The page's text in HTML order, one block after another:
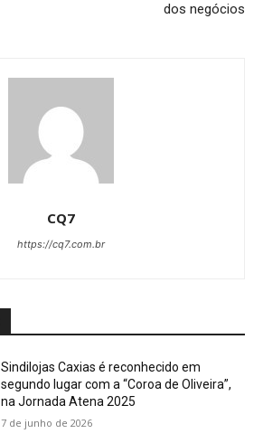
dos negócios
CQ7
https://cq7.com.br
Sindilojas Caxias é reconhecido em
segundo lugar com a “Coroa de Oliveira”,
na Jornada Atena 2025
7 de junho de 2026